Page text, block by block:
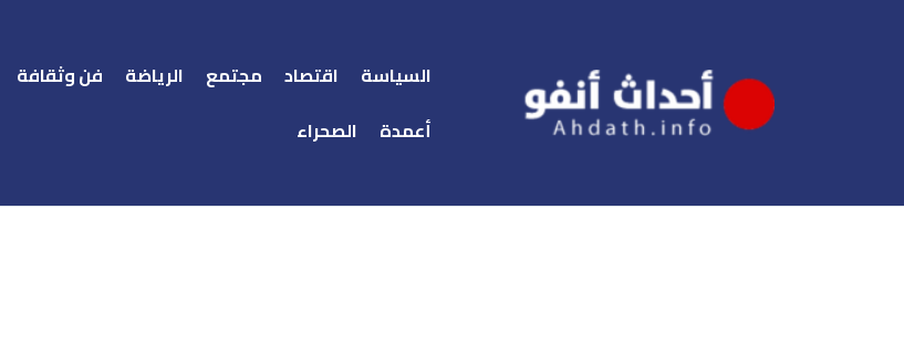
السياسة اقتصاد مجتمع الرياضة فن وثقافة
أعمدة
الصحراء